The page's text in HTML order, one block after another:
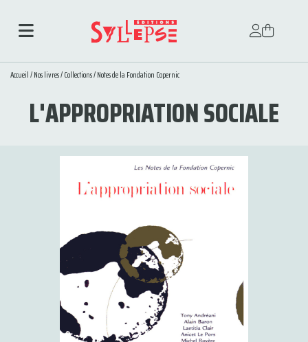
Accueil/Nos livres/Collections/Notes de la Fondation Copernic
L'APPROPRIATION SOCIALE